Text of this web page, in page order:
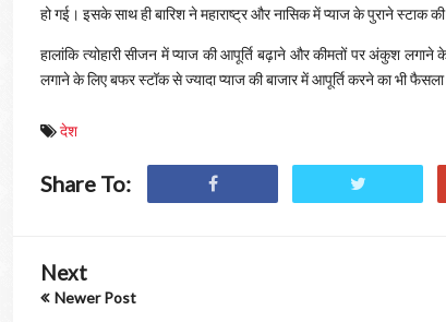
हो गई। इसके साथ ही बारिश ने महाराष्ट्र और नासिक में प्याज के पुराने स्टाक
हालांकि त्‍योहारी सीजन में प्‍याज की आपूर्ति बढ़ाने और कीमतों पर अंकुश
लगाने के लिए बफर स्टॉक से ज्यादा प्याज की बाजार में आपूर्ति करने का भी फैसला
देश
Share To:
Next
Newer Post